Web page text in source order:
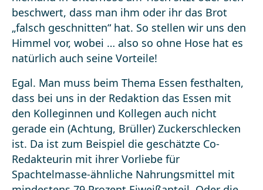
beschwert, dass man ihm oder ihr das Brot
„falsch geschnitten“ hat. So stellen wir uns den
Himmel vor, wobei … also so ohne Hose hat es
natürlich auch seine Vorteile!
Egal. Man muss beim Thema Essen festhalten,
dass bei uns in der Redaktion das Essen mit
den Kolleginnen und Kollegen auch nicht
gerade ein (Achtung, Brüller) Zuckerschlecken
ist. Da ist zum Beispiel die geschätzte Co-
Redakteurin mit ihrer Vorliebe für
Spachtelmasse-ähnliche Nahrungsmittel mit